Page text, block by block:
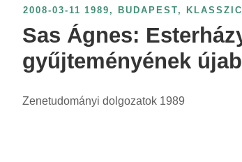
o
:
é
v
s
z
r
l
á
:
2008-03-11 1989 , BUDAPEST,
Sas Ágnes:
gyűjteményének
Zenetudományi dolgozatok 1989